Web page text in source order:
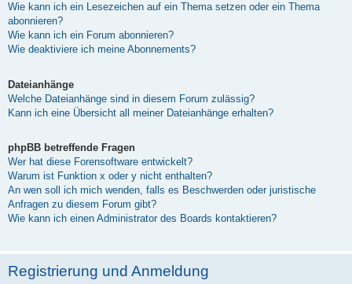
Wie kann ich ein Lesezeichen auf ein Thema setzen oder ein Thema
abonnieren?
Wie kann ich ein Forum abonnieren?
Wie deaktiviere ich meine Abonnements?
Dateianhänge
Welche Dateianhänge sind in diesem Forum zulässig?
Kann ich eine Übersicht all meiner Dateianhänge erhalten?
phpBB betreffende Fragen
Wer hat diese Forensoftware entwickelt?
Warum ist Funktion x oder y nicht enthalten?
An wen soll ich mich wenden, falls es Beschwerden oder juristische
Anfragen zu diesem Forum gibt?
Wie kann ich einen Administrator des Boards kontaktieren?
Registrierung und Anmeldung